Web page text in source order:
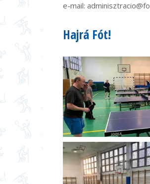
e-mail:
Hajrá Fót!